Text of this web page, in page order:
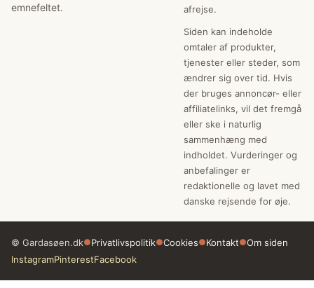
emnefeltet.
afrejse.
Siden kan indeholde
omtaler af produkter,
tjenester eller steder, som
ændrer sig over tid. Hvis
der bruges annoncør- eller
affiliatelinks, vil det fremgå
eller ske i naturlig
sammenhæng med
indholdet. Vurderinger og
anbefalinger er
redaktionelle og lavet med
danske rejsende for øje.
© Gardasøen.dk●Privatlivspolitik●Cookies●Kontakt●Om siden
InstagramPinterestFacebook